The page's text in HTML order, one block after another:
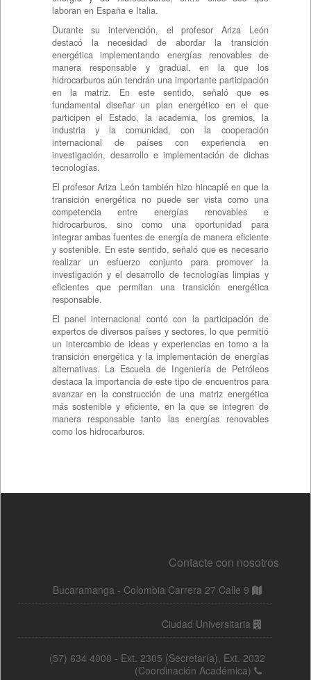
Contacte con nosotros
Bucaramanga - Colombia Carrera 27 Calle 9
Ciudad Universitaria
(57) 634 4000 - Ext. 2305 (Secretaría), Ext. 2032
(Coordinación Académica)